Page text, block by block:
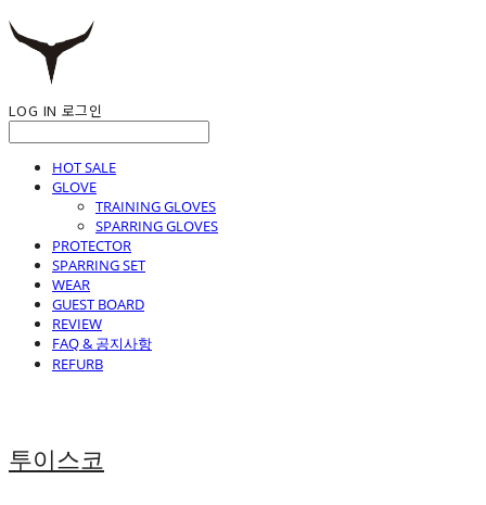
LOG IN 로그인
HOT SALE
GLOVE
TRAINING GLOVES
SPARRING GLOVES
PROTECTOR
SPARRING SET
WEAR
GUEST BOARD
REVIEW
FAQ & 공지사항
REFURB
투이스코